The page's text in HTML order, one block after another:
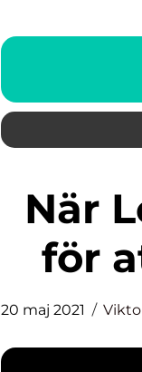
När Löfven åkte till Dagobah
för
20 maj 2021